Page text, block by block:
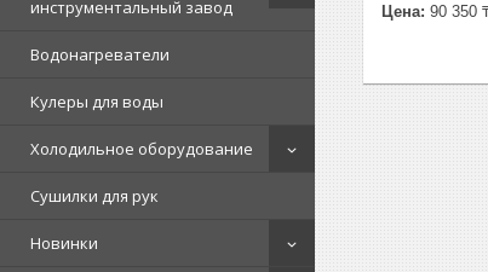
инструментальный завод
Водонагреватели
Кулеры для воды
Холодильное оборудование
Сушилки для рук
Новинки
Цена: 90 350